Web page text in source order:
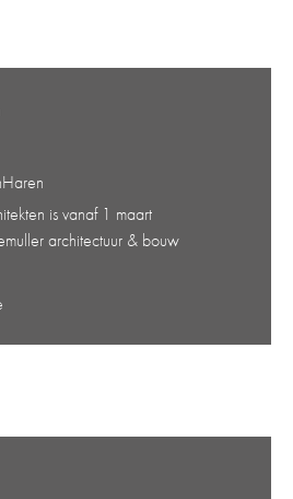
is vanaf 1 maart
architectuur & bouw